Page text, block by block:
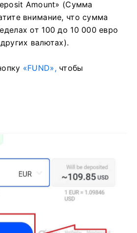
Amount» (Сумма
внимание, что сумма
от 100 до 10 000 евро
валютах).
«FUND»,чтобы